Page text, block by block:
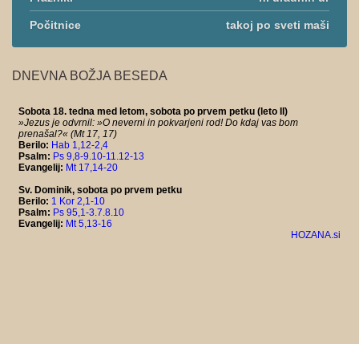
Počitnice takoj po sveti maši
DNEVNA BOŽJA BESEDA